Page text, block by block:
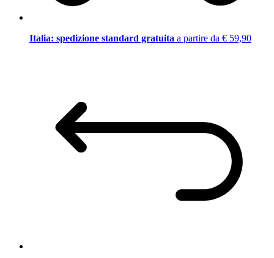
Italia: spedizione standard gratuita a partire da € 59,90